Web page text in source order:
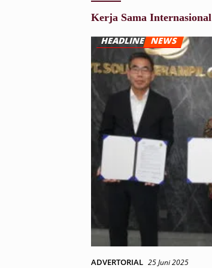
Kerja Sama Internasional
ADVERTORIAL 25 Juni 2025